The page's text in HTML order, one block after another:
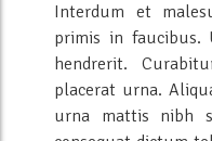
Interdum et
primis in faucibus.
hendrerit.
placerat urna.
urna mattis nibh